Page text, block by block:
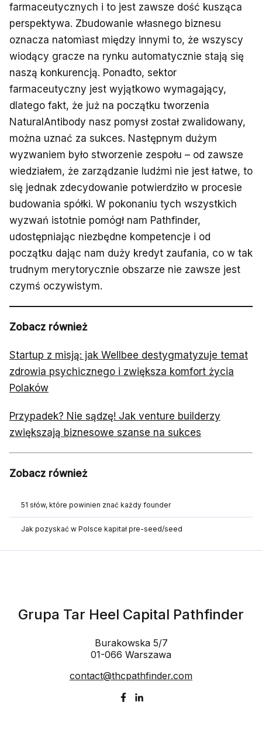
farmaceutycznych i to jest zawsze dość kusząca
perspektywa. Zbudowanie własnego biznesu
oznacza natomiast między innymi to, że wszyscy
wiodący gracze na rynku automatycznie stają się
naszą konkurencją. Ponadto, sektor
farmaceutyczny jest wyjątkowo wymagający,
dlatego fakt, że już na początku tworzenia
NaturalAntibody nasz pomysł został zwalidowany,
można uznać za sukces. Następnym dużym
wyzwaniem było stworzenie zespołu – od zawsze
wiedziałem, że zarządzanie ludźmi nie jest łatwe, to
się jednak zdecydowanie potwierdziło w procesie
budowania spółki. W pokonaniu tych wszystkich
wyzwań istotnie pomógł nam Pathfinder,
udostępniając niezbędne kompetencje i od
początku dając nam duży kredyt zaufania, co w tak
trudnym merytorycznie obszarze nie zawsze jest
czymś oczywistym.
Zobacz również
Startup z misją: jak Wellbee destygmatyzuje temat
zdrowia psychicznego i zwiększa komfort życia
Polaków
Przypadek? Nie sądzę! Jak venture builderzy
zwiększają biznesowe szanse na sukces
Zobacz również
51 słów, które powinien znać każdy founder
Jak pozyskać w Polsce kapitał pre-seed/seed
Grupa Tar Heel Capital Pathfinder
Burakowska 5/7
01-066 Warszawa
contact@thcpathfinder.com